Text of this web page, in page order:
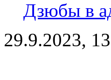
Дзюбы в
29.9.2023,